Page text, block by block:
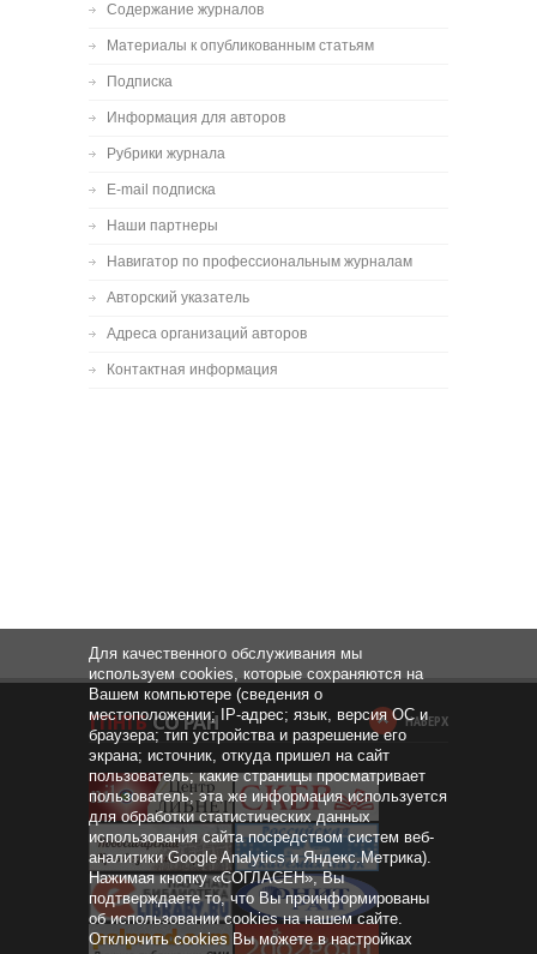
Содержание журналов
Материалы к опубликованным статьям
Подписка
Информация для авторов
Рубрики журнала
E-mail подписка
Наши партнеры
Навигатор по профессиональным журналам
Авторский указатель
Адреса организаций авторов
Контактная информация
НАВЕРХ
Для качественного обслуживания мы
используем cookies, которые сохраняются на
Вашем компьютере (сведения о
местоположении; IP-адрес; язык, версия ОС и
браузера; тип устройства и разрешение его
экрана; источник, откуда пришел на сайт
пользователь; какие страницы просматривает
пользователь; эта же информация используется
для обработки статистических данных
использования сайта посредством систем веб-
аналитики Google Analytics и Яндекс.Метрика).
Нажимая кнопку «СОГЛАСЕН», Вы
подтверждаете то, что Вы проинформированы
об использовании cookies на нашем сайте.
Отключить cookies Вы можете в настройках